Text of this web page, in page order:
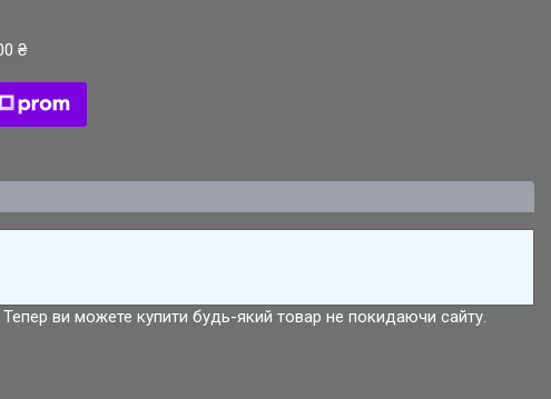
₴
Тепер ви можете купити будь-який товар не покидаючи сайту.